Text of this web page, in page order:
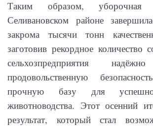
Таким образом,
Селивановском районе
закрома тысячи тонн
заготовив рекордное количество
сельхозпредприятия
продовольственную
прочную базу для
животноводства. Этот осенний
результат, который стал